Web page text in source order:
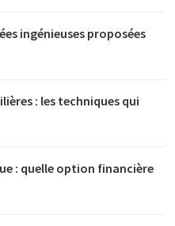
ingénieuses proposées
: les techniques qui
: quelle option financière